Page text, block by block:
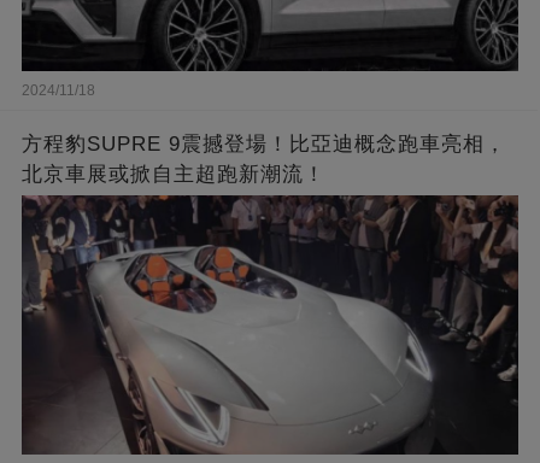
2024/11/18
方程豹SUPRE 9震撼登場！比亞迪概念跑車亮相，
北京車展或掀自主超跑新潮流！